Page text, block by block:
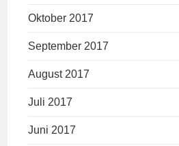
Oktober 2017
September 2017
August 2017
Juli 2017
Juni 2017